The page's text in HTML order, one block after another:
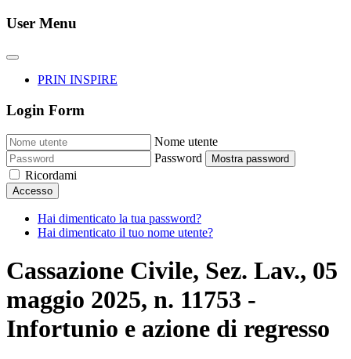
User Menu
PRIN INSPIRE
Login Form
Nome utente
Password
Mostra password
Ricordami
Accesso
Hai dimenticato la tua password?
Hai dimenticato il tuo nome utente?
Cassazione Civile, Sez. Lav., 05
maggio 2025, n. 11753 -
Infortunio e azione di regresso